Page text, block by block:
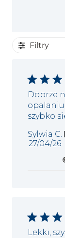
Filtry
Dobrze
szybko
Sylwia C.
Data
27/04/26
Lekki,